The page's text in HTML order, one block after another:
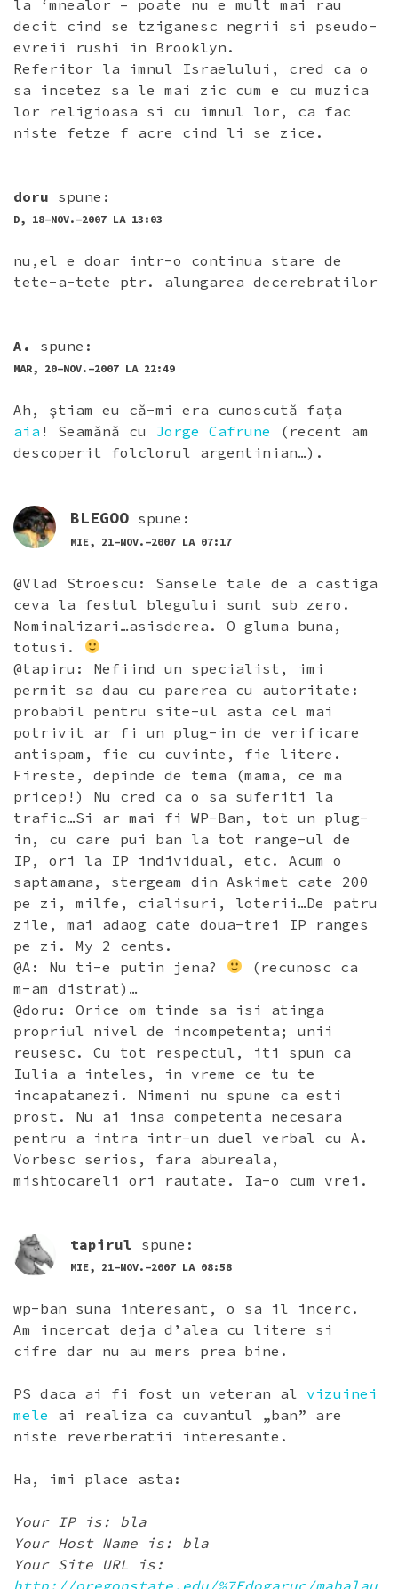
la ‘mnealor – poate nu e mult mai rau
decit cind se tziganesc negrii si pseudo-
evreii rushi in Brooklyn.
Referitor la imnul Israelului, cred ca o
sa incetez sa le mai zic cum e cu muzica
lor religioasa si cu imnul lor, ca fac
niste fetze f acre cind li se zice.
doru spune:
D, 18-NOV.-2007 LA 13:03
nu,el e doar intr-o continua stare de
tete-a-tete ptr. alungarea decerebratilor
A. spune:
MAR, 20-NOV.-2007 LA 22:49
Ah, ştiam eu că-mi era cunoscută faţa
aia ! Seamănă cu Jorge Cafrune (recent am
descoperit folclorul argentinian…).
BLEGOO spune:
MIE, 21-NOV.-2007 LA 07:17
@Vlad Stroescu: Sansele tale de a castiga
ceva la festul blegului sunt sub zero.
Nominalizari…asisderea. O gluma buna,
totusi.
@tapiru: Nefiind un specialist, imi
permit sa dau cu parerea cu autoritate:
probabil pentru site-ul asta cel mai
potrivit ar fi un plug-in de verificare
antispam, fie cu cuvinte, fie litere.
Fireste, depinde de tema (mama, ce ma
pricep!) Nu cred ca o sa suferiti la
trafic…Si ar mai fi WP-Ban, tot un plug-
in, cu care pui ban la tot range-ul de
IP, ori la IP individual, etc. Acum o
saptamana, stergeam din Askimet cate 200
pe zi, milfe, cialisuri, loterii…De patru
zile, mai adaog cate doua-trei IP ranges
pe zi. My 2 cents.
@A: Nu ti-e putin jena?
(recunosc ca
m-am distrat)…
@doru: Orice om tinde sa isi atinga
propriul nivel de incompetenta; unii
reusesc. Cu tot respectul, iti spun ca
Iulia a inteles, in vreme ce tu te
incapatanezi. Nimeni nu spune ca esti
prost. Nu ai insa competenta necesara
pentru a intra intr-un duel verbal cu A.
Vorbesc serios, fara abureala,
mishtocareli ori rautate. Ia-o cum vrei.
tapirul spune:
MIE, 21-NOV.-2007 LA 08:58
wp-ban suna interesant, o sa il incerc.
Am incercat deja d’alea cu litere si
cifre dar nu au mers prea bine.
PS daca ai fi fost un veteran al vizuinei
mele ai realiza ca cuvantul „ban” are
niste reverberatii interesante.
Ha, imi place asta:
Your IP is: bla
Your Host Name is: bla
Your Site URL is:
http://oregonstate.edu/%7Edogaruc/mahalau